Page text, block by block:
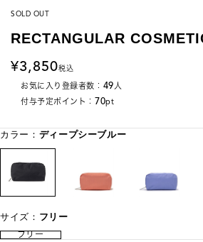
SOLD OUT
RECTANGULAR
3,850税込
お気に入り登録者数： 49人
付与予定ポイント： 70pt
カラー： ディープシーブルー
サイズ： フリー
フリー